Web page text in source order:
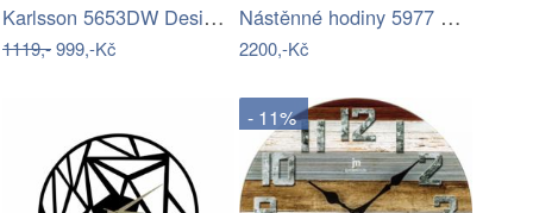
Karlsson 5653DW Designové LED stolní…
1119,-999,-Kč
Nástěnné hodiny 5977 AMS řízené…
2200,-Kč
- 11%